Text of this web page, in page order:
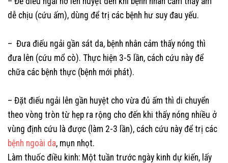
dễ chịu (cứu ấm), dùng để trị các bệnh hư suy đau yếu.
– Đưa điếu ngải gần sát da, bệnh nhân cảm thấy nóng thì
đưa lên (cứu mổ cò). Thực hiện 3-5 lần, cách cứu này để
chữa các bệnh thực (bệnh mới phát).
– Đặt điếu ngải lên gần huyệt cho vừa đủ ấm thì di chuyển
theo vòng tròn từ hẹp ra rộng cho đến khi thấy nóng nhiều ở
vùng định cứu là được (làm 2-3 lần), cách cứu này để trị các
bệnh ngoài da, mụn nhọt.
Làm thuốc điều kinh: Một tuần trước ngày kinh dự kiến, lấy